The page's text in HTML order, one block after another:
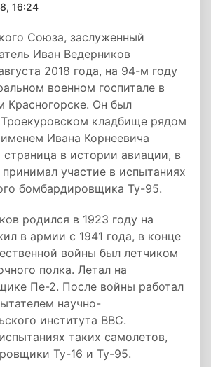
16:24
Союза, заслуженный
Иван Ведерников
2018 года, на 94-м году
военном госпитале в
Красногорске. Он был
кладбище рядом
Ивана Корнеевича
страница в истории авиации, в
принимал участие в испытаниях
бомбардировщика Ту-95.
родился в 1923 году на
в армии с 1941 года, в конце
войны был летчиком
полка. Летал на
Пе-2. После войны работал
научно-
института ВВС.
таких самолетов,
Ту-16 и Ту-95.